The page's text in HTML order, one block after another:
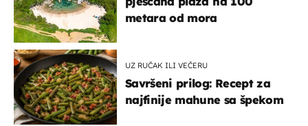
metara od mora
UZ RUČAK ILI VEČERU
Savršeni prilog: Recept za
najfinije mahune sa špekom